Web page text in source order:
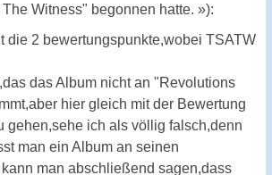
Witness" begonnen hatte. »):
die 2 bewertungspunkte,wobei TSATW
das Album nicht an "Revolutions
hier gleich mit der Bewertung
gehen,sehe ich als völlig falsch,denn
man ein Album an seinen
man abschließend sagen,dass